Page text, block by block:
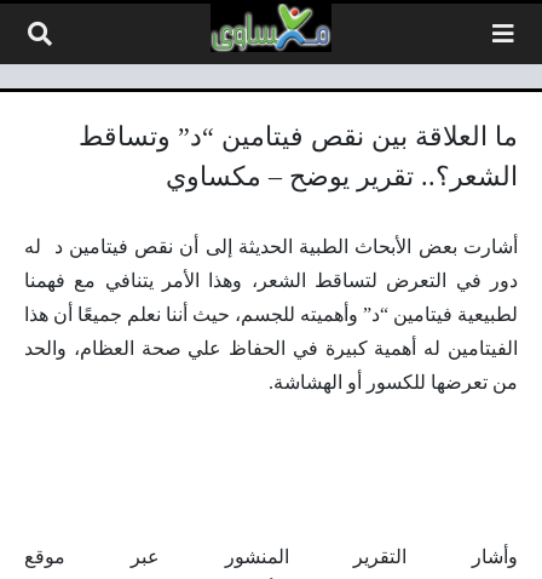
ما العلاقة بين نقص فيتامين “د” وتساقط
الشعر؟.. تقرير يوضح – مكساوي
أشارت بعض الأبحاث الطبية الحديثة إلى أن نقص فيتامين د له
دور في التعرض لتساقط الشعر، وهذا الأمر يتنافي مع فهمنا
لطبيعية فيتامين “د” وأهميته للجسم، حيث أننا نعلم جميعًا أن هذا
الفيتامين له أهمية كبيرة في الحفاظ علي صحة العظام، والحد
من تعرضها للكسور أو الهشاشة.
وأشار التقرير المنشور عبر موقع